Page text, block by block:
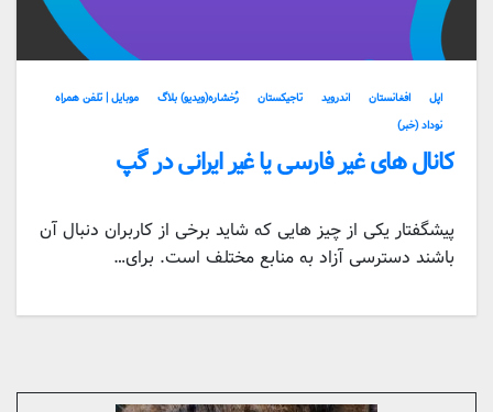
اپل افغانستان اندروید تاجیکستان رُخشاره(ویدیو) بلاگ
موبایل | تلفن همراه
نوداد (خبر)
کانال های غیر فارسی یا غیر ایرانی در گپ
پیشگفتار یکی از چیز هایی که شاید برخی از کاربران دنبال آن
باشند دسترسی آزاد به منابع مختلف است. برای…